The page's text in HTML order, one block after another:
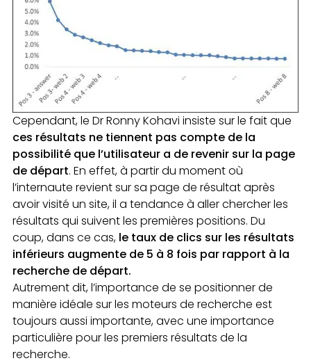
Cependant, le Dr Ronny Kohavi insiste sur le fait que
ces résultats ne tiennent pas compte de la
possibilité que l’utilisateur a de revenir sur la page
de départ. En effet, à partir du moment où
l’internaute revient sur sa page de résultat après
avoir visité un site, il a tendance à aller chercher les
résultats qui suivent les premières positions. Du
coup, dans ce cas, le taux de clics sur les résultats
inférieurs augmente de 5 à 8 fois par rapport à la
recherche de départ.
Autrement dit, l’importance de se positionner de
manière idéale sur les moteurs de recherche est
toujours aussi importante, avec une importance
particulière pour les premiers résultats de la
recherche.